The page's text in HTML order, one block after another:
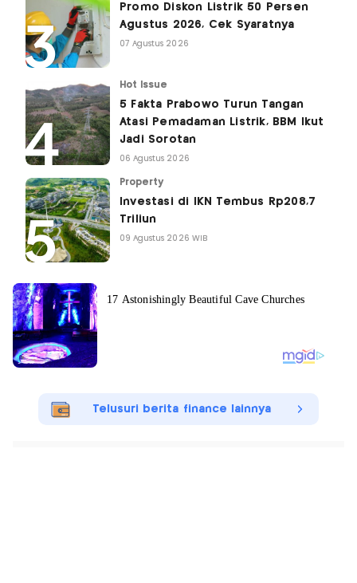
Promo Diskon Listrik 50 Persen
Agustus 2026, Cek Syaratnya
07 Agustus 2026
Hot Issue
5 Fakta Prabowo Turun Tangan
Atasi Pemadaman Listrik, BBM Ikut
Jadi Sorotan
06 Agustus 2026
Property
Investasi di IKN Tembus Rp208,7
Triliun
09 Agustus 2026 WIB
Telusuri berita finance lainnya